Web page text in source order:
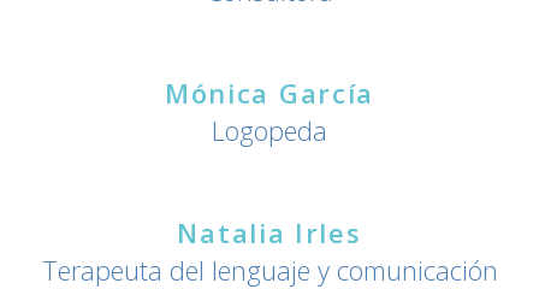
Mónica García
Logopeda
Natalia Irles
Terapeuta del lenguaje y comunicación